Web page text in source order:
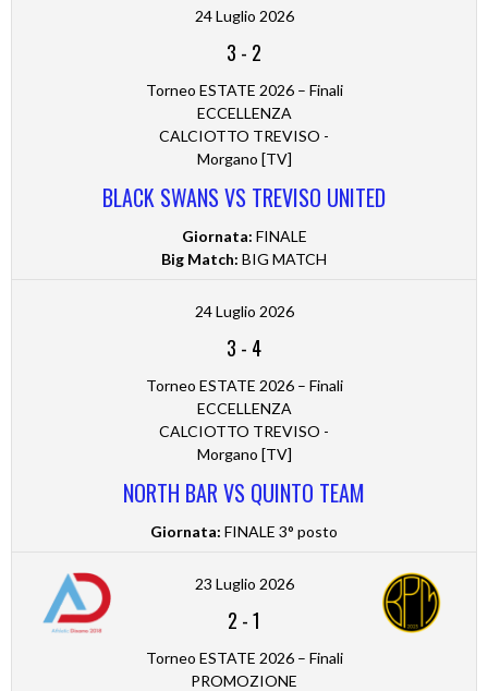
24 Luglio 2026
3 - 2
Torneo ESTATE 2026 – Finali
ECCELLENZA
CALCIOTTO TREVISO -
Morgano [TV]
BLACK SWANS VS TREVISO UNITED
Giornata: FINALE
Big Match: BIG MATCH
24 Luglio 2026
3 - 4
Torneo ESTATE 2026 – Finali
ECCELLENZA
CALCIOTTO TREVISO -
Morgano [TV]
NORTH BAR VS QUINTO TEAM
Giornata: FINALE 3° posto
23 Luglio 2026
2 -1
Torneo ESTATE 2026 – Finali
PROMOZIONE